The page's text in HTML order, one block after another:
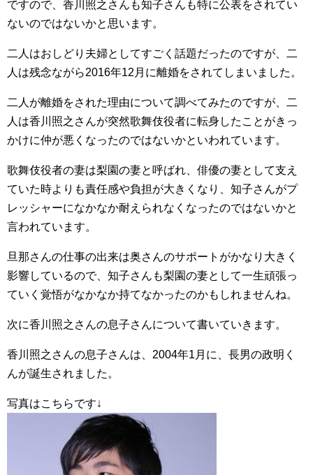
ですので、香川照之さんも知子さんも特に公表をされてい
ないのではないかと思います。
二人はおしどり夫婦としてすごく話題だったのですが、二
人は残念ながら2016年12月に離婚をされてしまいました。
二人が離婚をされた理由について調べてみたのですが、二
人は香川照之さんが突然歌舞伎役者に転身したことがきっ
かけに仲が悪くなったのではないかといわれています。
歌舞伎役者の妻は梨園の妻と呼ばれ、俳優の妻として支え
ていた時よりも責任感や負担が大きくなり、知子さんがプ
レッシャーになかなか耐えられなくなったのではないかと
言われています。
旦那さんの仕事の出来は奥さんのサポートがかなり大きく
影響しているので、知子さんも梨園の妻として一生頑張っ
ていく覚悟がなかなか持てなかったのかもしれませんね。
次に香川照之さんの息子さんについて書いていきます。
香川照之さんの息子さんは、2004年1月に、長男の政明く
んが誕生されました。
写真はこちらです↓